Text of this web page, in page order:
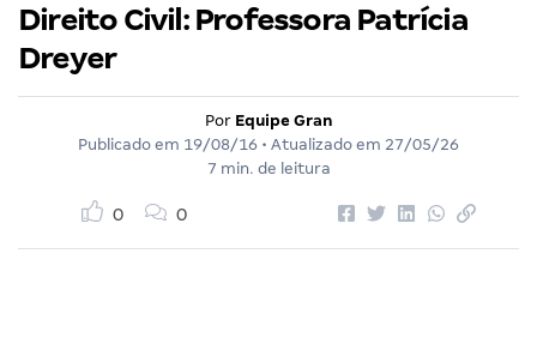
Direito Civil: Professora Patrícia
Dreyer
Por Equipe Gran
Publicado em 19/08/16 • Atualizado em 27/05/26
7 min. de leitura
0 0